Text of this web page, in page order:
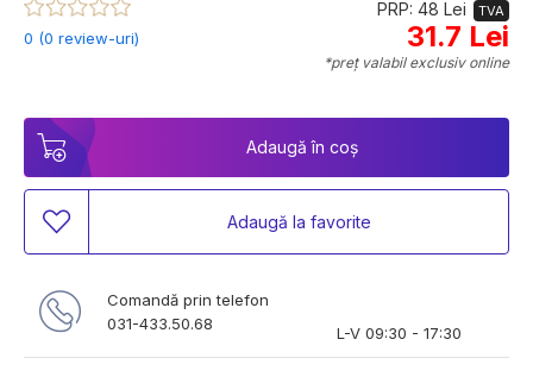
0 (0 review-uri)
PRP: 48 Lei TVA
31.7 Lei
*preț valabil exclusiv online
Adaugă în coș
Adaugă la favorite
Comandă prin telefon
031-433.50.68
L-V 09:30 - 17:30